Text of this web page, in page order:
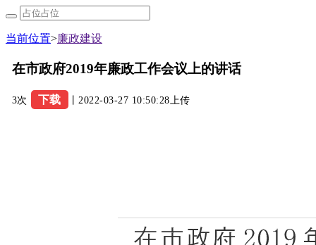
当前位置>廉政建设
在市政府2019年廉政工作会议上的讲话
3次 下载 丨2022-03-27 10:50:28上传